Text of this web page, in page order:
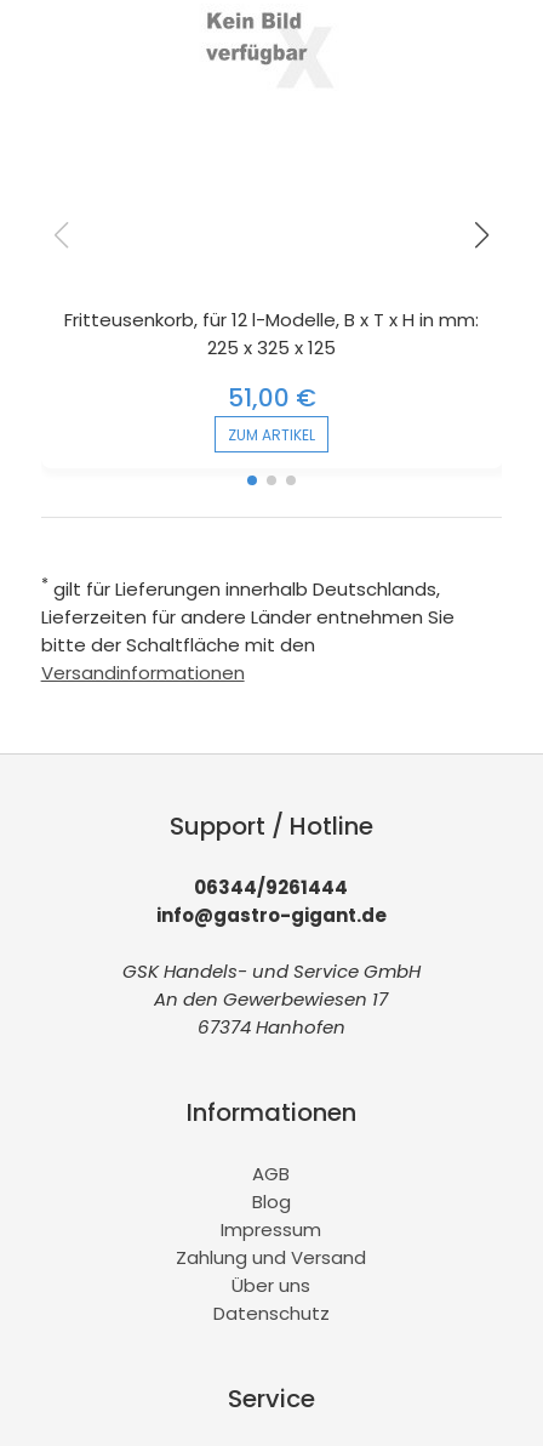
Fritteusenkorb, für 12 l-Modelle, B x T x H in mm:
225 x 325 x 125
51,00 €
ZUM ARTIKEL
* gilt für Lieferungen innerhalb Deutschlands,
Lieferzeiten für andere Länder entnehmen Sie
bitte der Schaltfläche mit den
Versandinformationen
Support / Hotline
06344/9261444
info@gastro-gigant.de
GSK Handels- und Service GmbH
An den Gewerbewiesen 17
67374 Hanhofen
Informationen
AGB
Blog
Impressum
Zahlung und Versand
Über uns
Datenschutz
Service